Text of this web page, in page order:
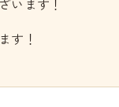
います！
す！